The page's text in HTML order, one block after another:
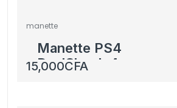
manette
Manette PS4
DualShock 4
Camouflage – Sans Fil
15,000CFA